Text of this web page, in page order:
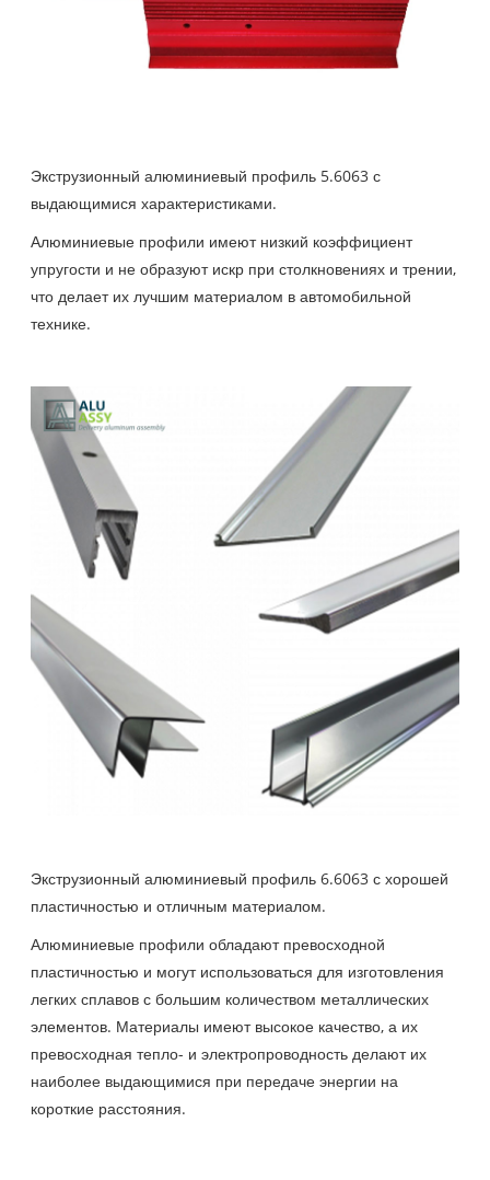
Экструзионный алюминиевый профиль 5.6063 с
выдающимися характеристиками.
Алюминиевые профили имеют низкий коэффициент
упругости и не образуют искр при столкновениях и трении,
что делает их лучшим материалом в автомобильной
технике.
Экструзионный алюминиевый профиль 6.6063 с хорошей
пластичностью и отличным материалом.
Алюминиевые профили обладают превосходной
пластичностью и могут использоваться для изготовления
легких сплавов с большим количеством металлических
элементов. Материалы имеют высокое качество, а их
превосходная тепло- и электропроводность делают их
наиболее выдающимися при передаче энергии на
короткие расстояния.